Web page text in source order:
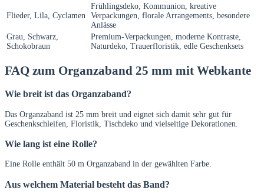
Flieder, Lila, Cyclamen
Frühlingsdeko, Kommunion, kreative
Verpackungen, florale Arrangements, besondere
Anlässe
Grau, Schwarz,
Schokobraun
Premium-Verpackungen, moderne Kontraste,
Naturdeko, Trauerfloristik, edle Geschenksets
FAQ zum Organzaband 25 mm mit Webkante
Wie breit ist das Organzaband?
Das Organzaband ist 25 mm breit und eignet sich damit sehr gut für
Geschenkschleifen, Floristik, Tischdeko und vielseitige Dekorationen.
Wie lang ist eine Rolle?
Eine Rolle enthält 50 m Organzaband in der gewählten Farbe.
Aus welchem Material besteht das Band?